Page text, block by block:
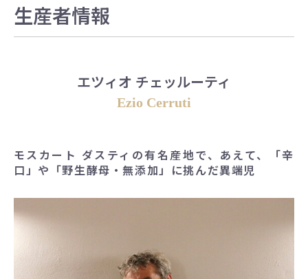
生産者情報
エツィオ チェッルーティ
Ezio Cerruti
モスカート ダスティの有名産地で、あえて、「辛
口」や「野生酵母・無添加」に挑んだ異端児